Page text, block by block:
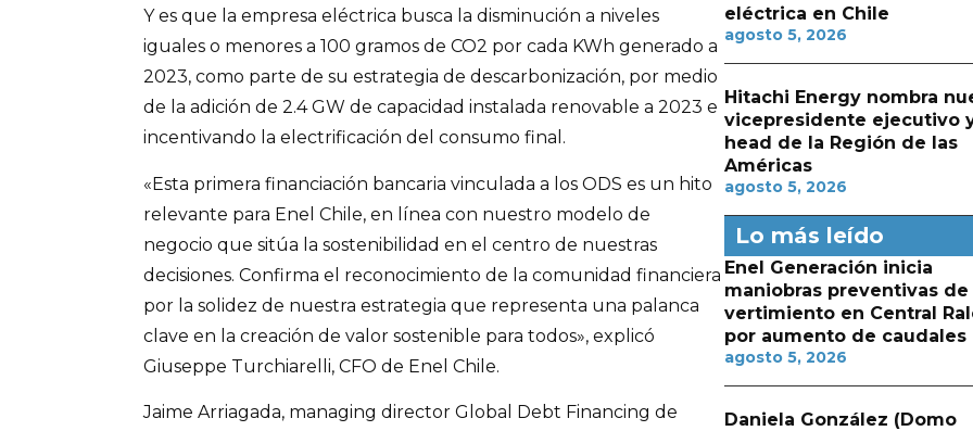
Y es que la empresa eléctrica busca la disminución a niveles
iguales o menores a 100 gramos de CO2 por cada KWh generado a
2023, como parte de su estrategia de descarbonización, por medio
de la adición de 2.4 GW de capacidad instalada renovable a 2023 e
incentivando la electrificación del consumo final.
«Esta primera financiación bancaria vinculada a los ODS es un hito
relevante para Enel Chile, en línea con nuestro modelo de
negocio que sitúa la sostenibilidad en el centro de nuestras
decisiones. Confirma el reconocimiento de la comunidad financiera
por la solidez de nuestra estrategia que representa una palanca
clave en la creación de valor sostenible para todos», explicó
Giuseppe Turchiarelli, CFO de Enel Chile.
Jaime Arriagada, managing director Global Debt Financing de
eléctrica en Chile
agosto 5, 2026
Hitachi Energy nombra
vicepresidente ejecutivo
head de la Región de las
Américas
agosto 5, 2026
Lo más leído
Enel Generación inicia
maniobras preventivas de
vertimiento en Central
por aumento de caudales
agosto 5, 2026
Daniela González (Domo